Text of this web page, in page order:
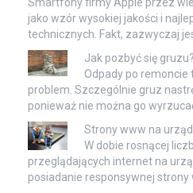
jako wzór wysokiej jakości i
technicznych. Fakt, zazwyczaj
Jak pozbyć się gruzu?
Odpady po
problem. Szczególnie gruz
ponieważ nie można go
Strony www na
W dobie rosnącej
przeglądających internet na
posiadanie responsywnej strony